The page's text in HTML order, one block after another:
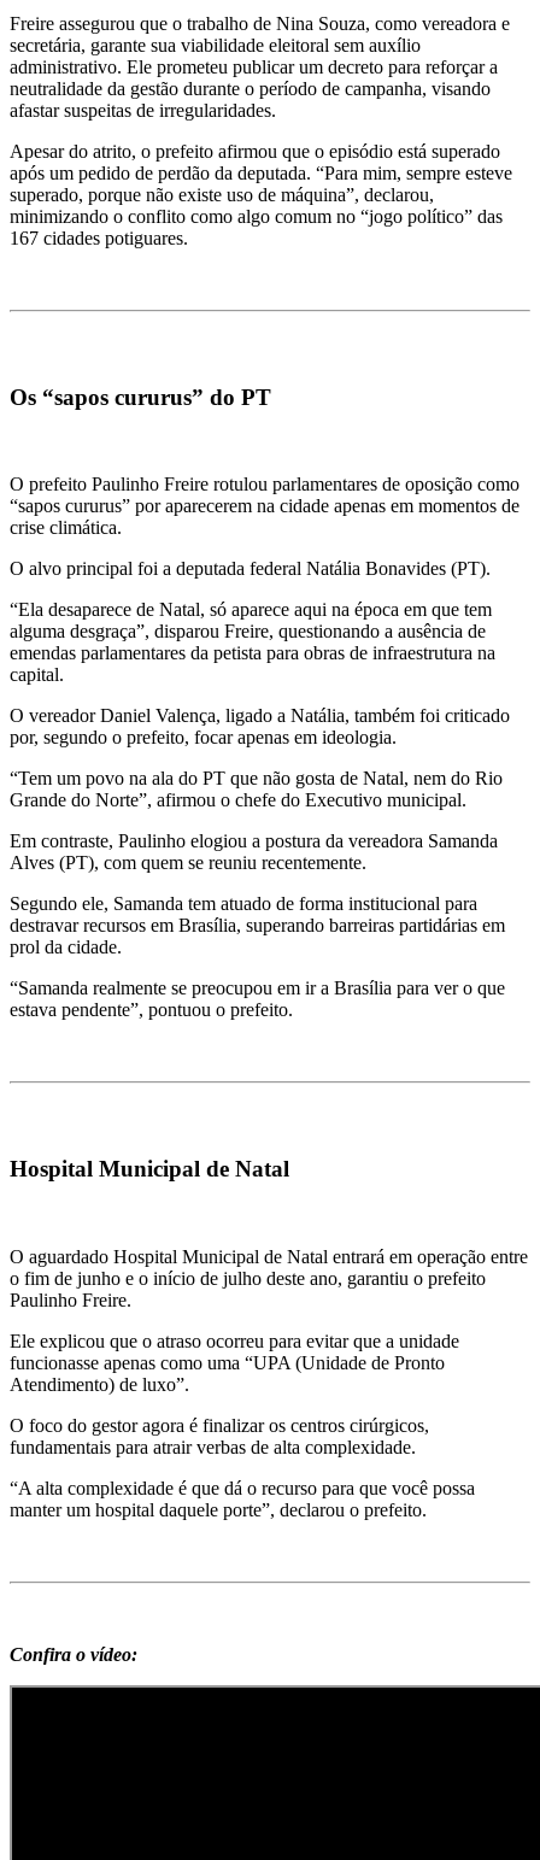
Freire assegurou que o trabalho de Nina Souza, como vereadora e
secretária, garante sua viabilidade eleitoral sem auxílio
administrativo. Ele prometeu publicar um decreto para reforçar a
neutralidade da gestão durante o período de campanha, visando
afastar suspeitas de irregularidades.
Apesar do atrito, o prefeito afirmou que o episódio está superado
após um pedido de perdão da deputada. “Para mim, sempre esteve
superado, porque não existe uso de máquina”, declarou,
minimizando o conflito como algo comum no “jogo político” das
167 cidades potiguares.
Os “sapos cururus” do PT
O prefeito Paulinho Freire rotulou parlamentares de oposição como
“sapos cururus” por aparecerem na cidade apenas em momentos de
crise climática.
O alvo principal foi a deputada federal Natália Bonavides (PT).
“Ela desaparece de Natal, só aparece aqui na época em que tem
alguma desgraça”, disparou Freire, questionando a ausência de
emendas parlamentares da petista para obras de infraestrutura na
capital.
O vereador Daniel Valença, ligado a Natália, também foi criticado
por, segundo o prefeito, focar apenas em ideologia.
“Tem um povo na ala do PT que não gosta de Natal, nem do Rio
Grande do Norte”, afirmou o chefe do Executivo municipal.
Em contraste, Paulinho elogiou a postura da vereadora Samanda
Alves (PT), com quem se reuniu recentemente.
Segundo ele, Samanda tem atuado de forma institucional para
destravar recursos em Brasília, superando barreiras partidárias em
prol da cidade.
“Samanda realmente se preocupou em ir a Brasília para ver o que
estava pendente”, pontuou o prefeito.
Hospital Municipal de Natal
O aguardado Hospital Municipal de Natal entrará em operação entre
o fim de junho e o início de julho deste ano, garantiu o prefeito
Paulinho Freire.
Ele explicou que o atraso ocorreu para evitar que a unidade
funcionasse apenas como uma “UPA (Unidade de Pronto
Atendimento) de luxo”.
O foco do gestor agora é finalizar os centros cirúrgicos,
fundamentais para atrair verbas de alta complexidade.
“A alta complexidade é que dá o recurso para que você possa
manter um hospital daquele porte”, declarou o prefeito.
Confira o vídeo: